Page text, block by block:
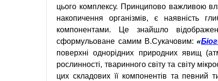
цього комплексу. Принципово важливою
накопичення організмів, є наявність
компонентами. Це знайшло
сформульоване самим В.Сукачовим: «
поверхні однорідних природних явищ
рослинності, тваринного світу та світу
цих складових її компонентів та певний